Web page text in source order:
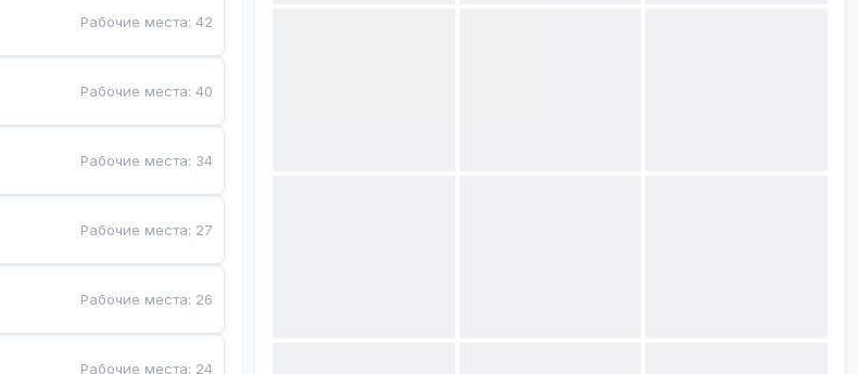
Рабочие места:42
Рабочие места:40
Рабочие места: 34
Рабочие места: 27
Рабочие места: 26
Рабочие места: 24